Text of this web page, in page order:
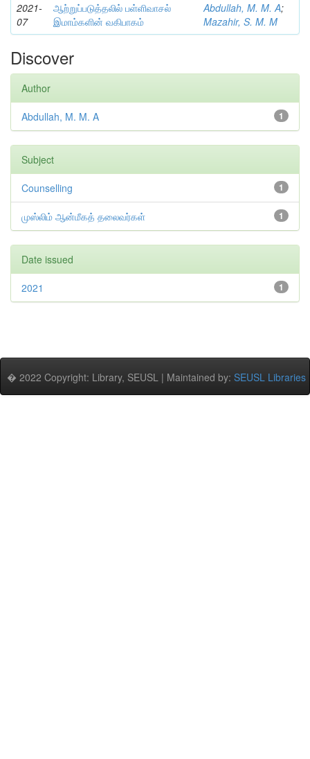
2021-
07
ஆற்றுப்படுத்தலில் பள்ளிவாசல்
இமாம்களின் வகிபாகம்
Abdullah, M. M. A;
Mazahir, S. M. M
Discover
Author
1
Abdullah, M. M. A
Subject
1
Counselling
1
முஸ்லிம் ஆன்மீகத் தலைவர்கள்
Date issued
1
2021
� 2022 Copyright: Library, SEUSL | Maintained by: SEUSL Libraries